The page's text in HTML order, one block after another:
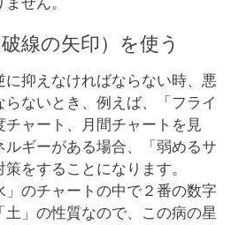
線の矢印）を使う
抑えなければならない時、悪
ないとき、例えば、「フライ
チャート、月間チャートを見
ギーがある場合、「弱めるサ
をすることになります。
」のチャートの中で２番の数字
」の性質なので、この病の星